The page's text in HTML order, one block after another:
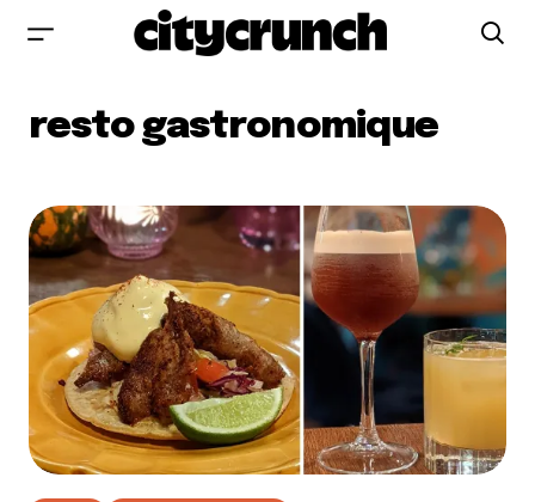
resto gastronomique